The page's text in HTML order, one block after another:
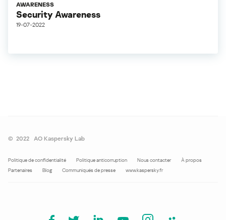
AWARENESS
Security Awareness
19-07-2022
© 2022 AO Kaspersky Lab
Politique de confidentialité Politique anticorruption Nous contacter
À propos
Partenaires
Blog Communiqués de presse www.kaspersky.fr